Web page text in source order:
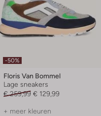
-50%
Floris Van Bommel
Lage sneakers
€ 259,99 € 129,99
+ meer kleuren